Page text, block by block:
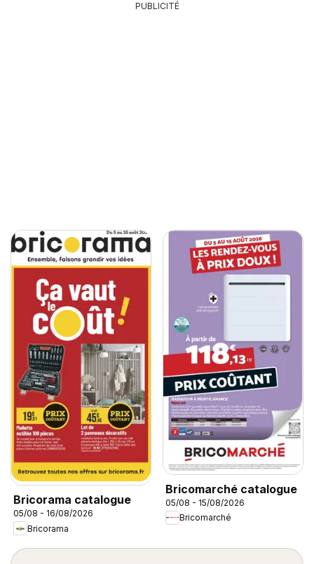
PUBLICITÉ
Bricorama catalogue
05/08 - 16/08/2026
Bricorama
Bricomarché catalogue
05/08 - 15/08/2026
Bricomarché